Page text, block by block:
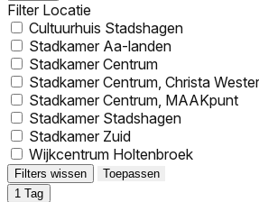
Filter Locatie
Cultuurhuis Stadshagen
Stadkamer Aa-landen
Stadkamer Centrum
Stadkamer Centrum, Christa
Stadkamer Centrum, MAAKpunt
Stadkamer Stadshagen
Stadkamer Zuid
Wijkcentrum Holtenbroek
Filters wissen
Toepassen
1 Tag